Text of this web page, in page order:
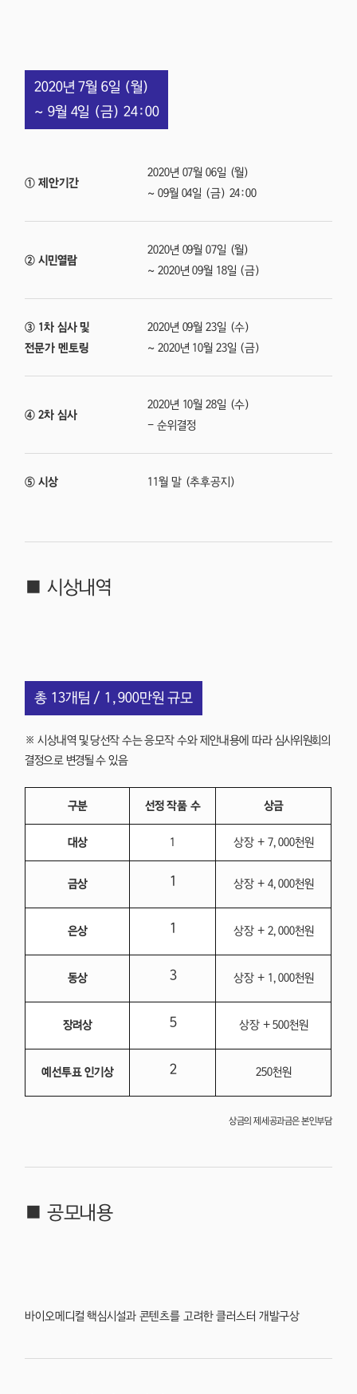
2020년 7월 6일 (월)
~ 9월 4일 (금) 24:00
① 제안기간
2020년 07월 06일 (월)
~ 09월 04일 (금) 24:00
② 시민열람
2020년 09월 07일 (월)
~ 2020년 09월 18일 (금)
③ 1차 심사 및
전문가 멘토링
2020년 09월 23일 (수)
~ 2020년 10월 23일 (금)
④ 2차 심사
2020년 10월 28일 (수)
- 순위결정
⑤ 시상 11월 말 (추후공지)
■ 시상내역
총 13개팀 / 1,900만원 규모
※ 시상내역 및 당선작 수는 응모작 수와 제안내용에 따라 심사위원회의
결정으로 변경될 수 있음
구분 선정 작품 수 상금
대상 1 상장 + 7,000천원
금상 1 상장 + 4,000천원
은상 1 상장 + 2,000천원
동상 3 상장 + 1,000천원
장려상 5 상장 + 500천원
예선투표 인기상 2 250천원
상금의 제세공과금은 본인부담
■ 공모내용
바이오메디컬 핵심시설과 콘텐츠를 고려한 클러스터 개발구상